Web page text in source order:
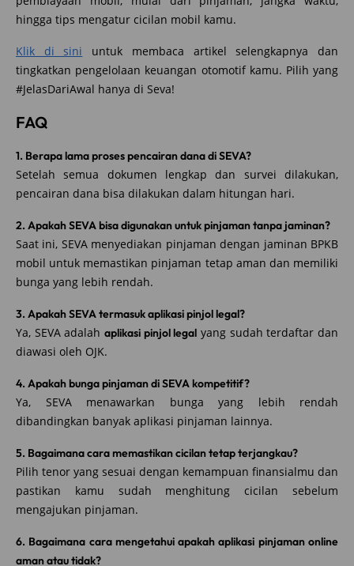
hingga tips mengatur cicilan mobil kamu.
Klik di sini untuk membaca artikel selengkapnya dan
tingkatkan pengelolaan keuangan otomotif kamu. Pilih yang
#JelasDariAwal hanya di Seva!
FAQ
1. Berapa lama proses pencairan dana di SEVA?
Setelah semua dokumen lengkap dan survei dilakukan,
pencairan dana bisa dilakukan dalam hitungan hari.
2. Apakah SEVA bisa digunakan untuk pinjaman tanpa jaminan?
Saat ini, SEVA menyediakan pinjaman dengan jaminan BPKB
mobil untuk memastikan pinjaman tetap aman dan memiliki
bunga yang lebih rendah.
3. Apakah SEVA termasuk aplikasi pinjol legal?
Ya, SEVA adalah aplikasi pinjol legal yang sudah terdaftar dan
diawasi oleh OJK.
4. Apakah bunga pinjaman di SEVA kompetitif?
Ya, SEVA menawarkan bunga yang lebih rendah
dibandingkan banyak aplikasi pinjaman lainnya.
5. Bagaimana cara memastikan cicilan tetap terjangkau?
Pilih tenor yang sesuai dengan kemampuan finansialmu dan
pastikan kamu sudah menghitung cicilan sebelum
mengajukan pinjaman.
6. Bagaimana cara mengetahui apakah aplikasi pinjaman online
aman atau tidak?